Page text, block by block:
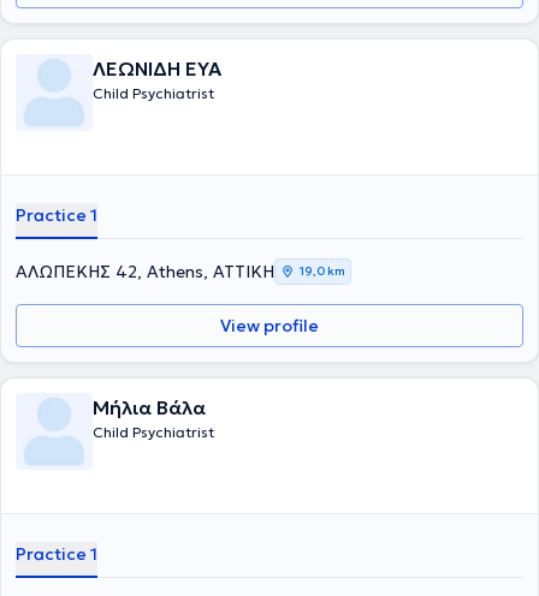
ΛΕΩΝΙΔΗ ΕΥΑ
Child Psychiatrist
Practice 1
ΑΛΩΠΕΚΗΣ 42, Athens, ΑΤΤΙΚΗ 19,0 km
View profile
Μήλια Βάλα
Child Psychiatrist
Practice 1